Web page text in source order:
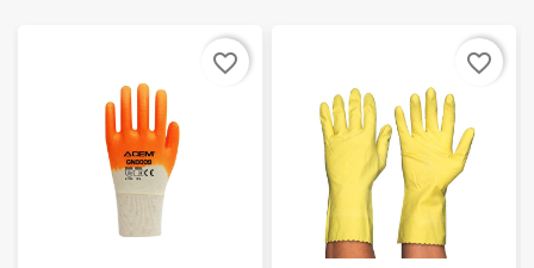
favorite_border favorite_border